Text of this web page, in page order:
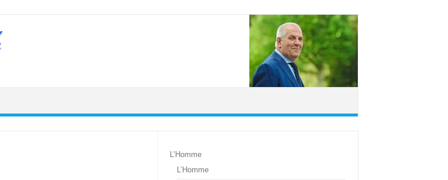
L’Homme
L’Homme